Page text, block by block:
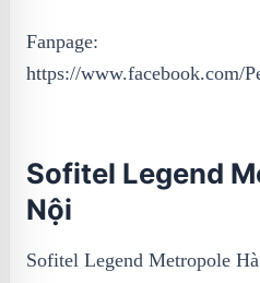
Fanpage:
https://www.facebook.com/
Sofitel Legend
Nội
Sofitel Legend Metropole